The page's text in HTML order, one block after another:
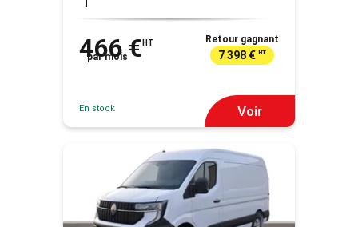
466 € HT
par mois
Retour gagnant
7 398 € HT
En stock Voir